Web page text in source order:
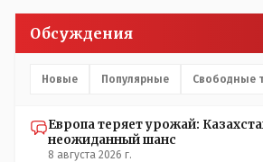
люди и отказываются и я в том числе
прививал.Лично я вам и тем другим
частотности появления в популяции
естественный отбор.
Обсуждения
Новые Популярные Свободные
Европа теряет урожай:
неожиданный шанс
8 августа 2026 г.